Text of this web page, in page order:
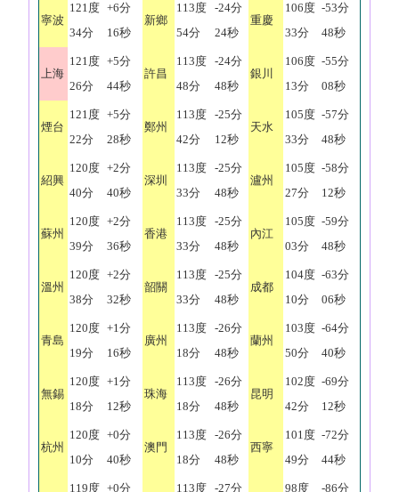
寧波
121度
34分
+6分
16秒
新鄉
113度
54分
-24分
24秒
重慶
106度
33分
-53分
48秒
上海
121度
26分
+5分
44秒
許昌
113度
48分
-24分
48秒
銀川
106度
13分
-55分
08秒
煙台
121度
22分
+5分
28秒
鄭州
113度
42分
-25分
12秒
天水
105度
33分
-57分
48秒
紹興
120度
40分
+2分
40秒
深圳
113度
33分
-25分
48秒
瀘州
105度
27分
-58分
12秒
蘇州
120度
39分
+2分
36秒
香港
113度
33分
-25分
48秒
內江
105度
03分
-59分
48秒
溫州
120度
38分
+2分
32秒
韶關
113度
33分
-25分
48秒
成都
104度
10分
-63分
06秒
青島
120度
19分
+1分
16秒
廣州
113度
18分
-26分
48秒
蘭州
103度
50分
-64分
40秒
無錫
120度
18分
+1分
12秒
珠海
113度
18分
-26分
48秒
昆明
102度
42分
-69分
12秒
杭州
120度
10分
+0分
40秒
澳門
113度
18分
-26分
48秒
西寧
101度
49分
-72分
44秒
119度 +0分
113度 -27分
98度
-86分